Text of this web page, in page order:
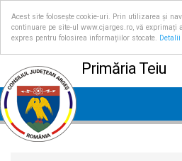
Acest site folosește cookie-uri. Prin utilizarea și
continuare pe site-ul www.cjarges.ro, vă exprimați
expres pentru folosirea informațiilor stocate.
Detalii
Primăria Teiu